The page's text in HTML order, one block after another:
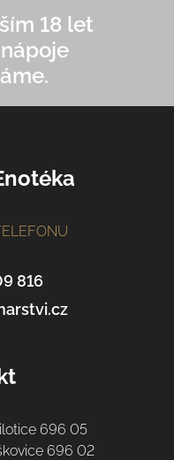
18 let
816
696 05
696 02